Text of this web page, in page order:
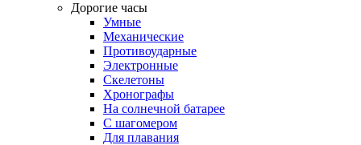
Дорогие часы
Умные
Механические
Противоударные
Электронные
Скелетоны
Хронографы
На солнечной батарее
С шагомером
Для плавания